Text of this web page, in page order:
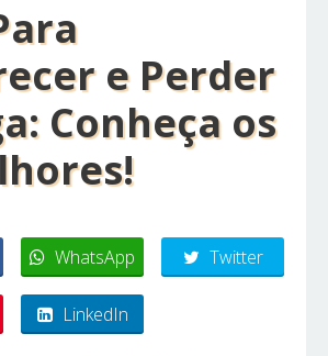
e Perder
Conheça os
WhatsApp Twitter
LinkedIn